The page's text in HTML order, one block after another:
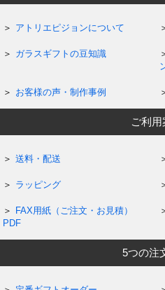
アトリエピジョンについて
ガラスギフトの豆知識
お客様の声・制作事例
ご利用
送料・配送
ラッピング
FAX用紙（ご注文・お見積）
PDF
5つの注